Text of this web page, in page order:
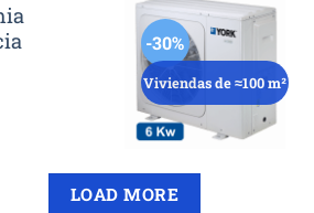
-30%
Viviendas de ≈100 m²
LOAD MORE